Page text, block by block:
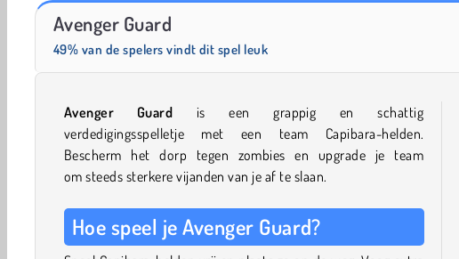
Heroes of Myths
Avenger Guard
49% van de spelers vindt dit spel leuk
Avenger Guard is een grappig en schattig
verdedigingsspelletje met een team Capibara-helden.
Bescherm het dorp tegen zombies en upgrade je team
om steeds sterkere vijanden van je af te slaan.
Hoe speel je Avenger Guard?